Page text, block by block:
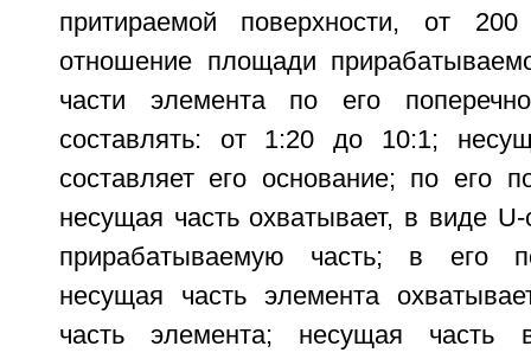
притираемой поверхности, от
отношение площади
части элемента по его
составлять: от 1:20 до 10:1;
составляет его основание; по его
несущая часть охватывает, в виде
прирабатываемую часть; в его
несущая часть элемента
часть элемента; несущая часть